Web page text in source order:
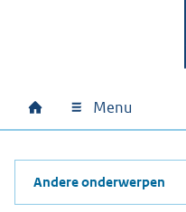
Hoofdnavigatie
Home Menu
Andere onderwerpen